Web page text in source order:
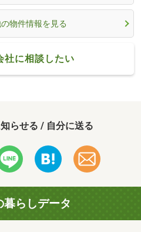
物件情報を見る
社に相談したい
らせる / 自分に送る
暮らしデータ